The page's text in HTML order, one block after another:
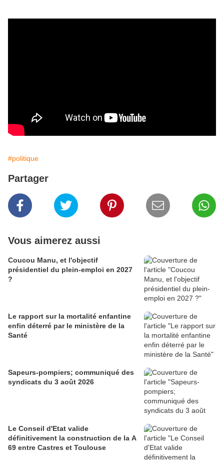
#politique
Partager
Vous aimerez aussi
Coucou Manu, et l'objectif
présidentiel du plein-emploi en 2027
?
Le rapport sur la mortalité enfantine
enfin déterré par le ministère de la
Santé
Sapeurs-pompiers; communiqué des
syndicats du 3 août 2026
Le Conseil d'Etat valide
définitivement la construction de la A
69 entre Castres et Toulouse